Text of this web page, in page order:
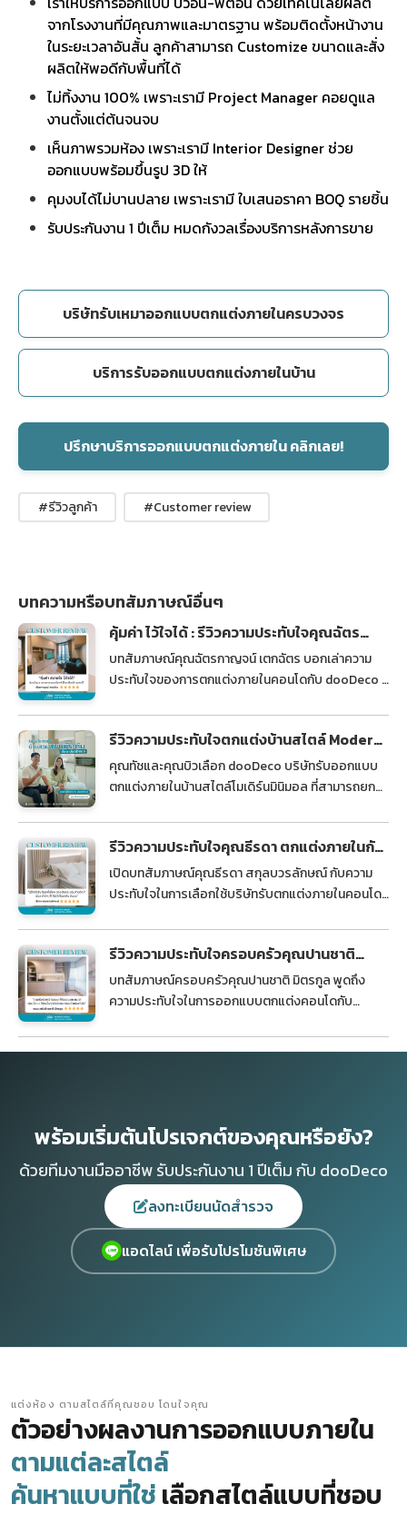
จากโรงงานที่มีคุณภาพและมาตรฐาน พร้อมติดตั้งหน้างาน
ในระยะเวลาอันสั้น ลูกค้าสามารถ Customize ขนาดและสั่ง
ผลิตให้พอดีกับพื้นที่ได้
ไม่ทิ้งงาน 100% เพราะเรามี Project Manager คอยดูแล
งานตั้งแต่ต้นจนจบ
เห็นภาพรวมห้อง เพราะเรามี Interior Designer ช่วย
ออกแบบพร้อมขึ้นรูป 3D ให้
คุมงบได้ไม่บานปลาย เพราะเรามี ใบเสนอราคา BOQ รายชิ้น
รับประกันงาน 1 ปีเต็ม หมดกังวลเรื่องบริการหลังการขาย
บริษัทรับเหมาออกแบบตกแต่งภายในครบวงจร
บริการรับออกแบบตกแต่งภายในบ้าน
ปรึกษาบริการออกแบบตกแต่งภายใน คลิกเลย!
#รีวิวลูกค้า #Customer review
บทความหรือบทสัมภาษณ์อื่นๆ
คุ้มค่า ไว้ใจได้ : รีวิวความประทับใจคุณฉัตร
กาญจน์ ลูกค้าจาก dooDeco
บทสัมภาษณ์คุณฉัตรกาญจน์ เตกฉัตร บอกเล่าความ
ประทับใจของการตกแต่งภายในคอนโดกับ dooDeco ที่
การบิ้วอิน
รีวิวความประทับใจตกแต่งบ้านสไตล์ Modern
Minimal ที่คุณทัชและคุณบิวเลือก dooDeco
คุณทัชและคุณบิวเลือก dooDeco บริษัทรับออกแบบ
ตกแต่งภายในบ้านสไตล์โมเดิร์นมินิมอล ที่สามารถยก
แบบ พร้อมติดตั้งไว้ ไว้ใจได้ในทุกขั้นตอน
รีวิวความประทับใจคุณธีรดา ตกแต่งภายในกับ
dooDeco ไว้ใจได้
เปิดบทสัมภาษณ์คุณธีรดา สกุลบวรลักษณ์ กับความ
ประทับใจในการเลือกใช้บริษัทรับตกแต่งภายในคอนโด
หวัง
รีวิวความประทับใจครอบครัวคุณปานชาติ
ตกแต่งคอนโดกับ dooDeco
บทสัมภาษณ์ครอบครัวคุณปานชาติ มิตรกูล พูดถึง
ความประทับใจในการออกแบบตกแต่งคอนโดกับ
ให้กับคนรอบข้าง
พร้อมเริ่มต้นโปรเจกต์ของคุณหรือยัง?
ด้วยทีมงานมืออาชีพ รับประกันงาน 1 ปีเต็ม กับ dooDeco
ลงทะเบียนนัดสำรวจ
แอดไลน์ เพื่อรับโปรโมชันพิเศษ
แต่งห้อง ตามสไตล์ที่คุณชอบ โดนใจคุณ
ตัวอย่างผลงานการออกแบบภายใน
ตามแต่ละสไตล์
ค้นหาแบบที่ใช่เลือกสไตล์แบบที่ชอบ